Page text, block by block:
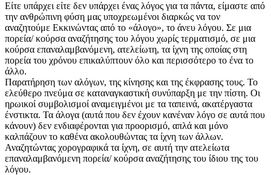
Είτε υπάρχει είτε δεν υπάρχει ένας λόγος για τα πάντα, είμαστε από
την ανθρώπινη φύση μας υποχρεωμένοι διαρκώς να τον
αναζητούμε Εκκινώντας από το «άλογο», το άνευ λόγου. Σε μια
πορεία/ κούρσα αναζήτησης του λόγου χωρίς τερματισμό, σε μια
κούρσα επαναλαμβανόμενη, ατελείωτη, τα ίχνη της οποίας στη
πορεία του χρόνου επικαλύπτουν όλο και περισσότερο το ένα το
άλλο.
Παρατήρηση των αλόγων, της κίνησης και της έκφρασης τους. Το
ελεύθερο πνεύμα σε καταναγκαστική συνύπαρξη με την πίστη. Οι
ηρωικοί συμβολισμοί αναμειγμένοι με τα ταπεινά, ακατέργαστα
ένστικτα. Τα άλογα (αυτά που δεν έχουν κανέναν λόγο σε αυτά που
κάνουν) δεν ενδιαφέρονται για προορισμό, απλά και μόνο
καλπάζουν το καθένα ακολουθώντας τα ίχνη των άλλων.
Αναζητώντας χορογραφικά τα ίχνη, σε αυτή την ατελείωτα
επαναλαμβανόμενη πορεία/ κούρσα αναζήτησης του ίδιου της του
λόγου.